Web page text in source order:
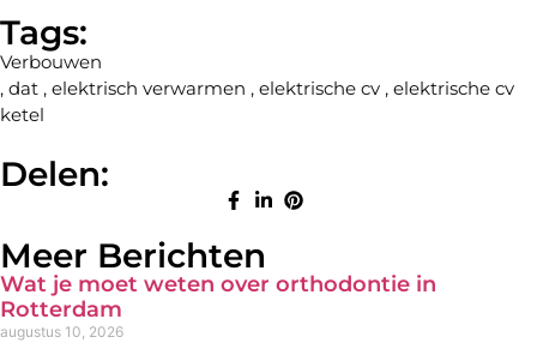
Tags:
Verbouwen
, dat , elektrisch verwarmen , elektrische cv , elektrische cv
ketel
Delen:
Meer Berichten
Wat je moet weten over orthodontie in
Rotterdam
augustus 10, 2026